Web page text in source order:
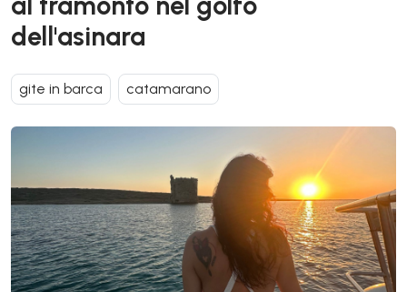
dell'asinara
gite in barca catamarano